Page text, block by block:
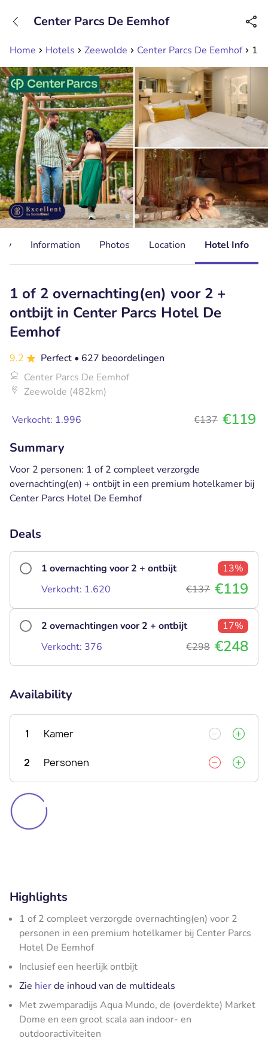
Available until 23:00
Home Hotels Zeewolde Center Parcs De Eemhof 1
Center Parcs De Eemhof
Information Photos Location Hotel Info
1 of 2 overnachting(en) voor 2 +
ontbijt in Center Parcs Hotel De
Eemhof
9.2 Perfect • 627 beoordelingen
Center Parcs De Eemhof
Zeewolde (482km)
Verkocht: 1.996 €137 €119
Summary
Voor 2 personen: 1 of 2 compleet verzorgde
overnachting(en) + ontbijt in een premium hotelkamer bij
Center Parcs Hotel De Eemhof
Deals
1 overnachting voor 2 + ontbijt
13%
Verkocht: 1.620
€137 €119
2 overnachtingen voor 2 + ontbijt
17%
Verkocht: 376
€298 €248
Availability
1 Kamer
2 Personen
Highlights
1 of 2 compleet verzorgde overnachting(en) voor 2
personen in een premium hotelkamer bij Center Parcs
Hotel De Eemhof
Inclusief een heerlijk ontbijt
Zie hierde inhoud van de multideals
Met zwemparadijs Aqua Mundo, de (overdekte) Market
Dome en een groot scala aan indoor- en
outdooractiviteiten